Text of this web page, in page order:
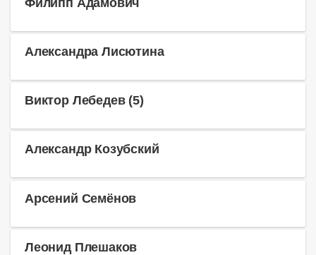
Александра Лисютина
Виктор Лебедев (5)
Александр Козубский
Арсений Семёнов
Леонид Плешаков